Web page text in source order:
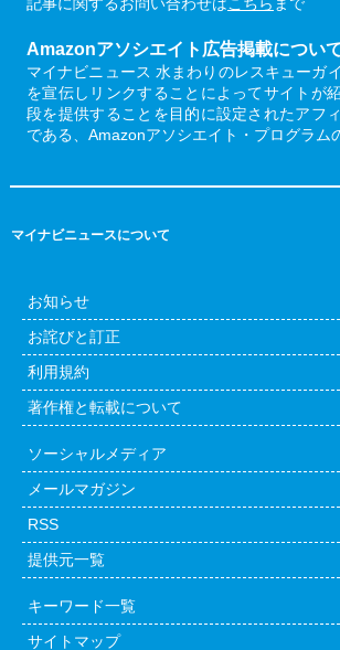
Amazonアソシエイト広告掲載につい
マイナビニュース 水まわりのレスキューガ
を宣伝しリンクすることによってサイトが
段を提供することを目的に設定されたアフ
である、Amazonアソシエイト・プログラム
マイナビニュースについて
お知らせ
お詫びと訂正
利用規約
著作権と転載について
ソーシャルメディア
メールマガジン
RSS
提供元一覧
キーワード一覧
サイトマップ